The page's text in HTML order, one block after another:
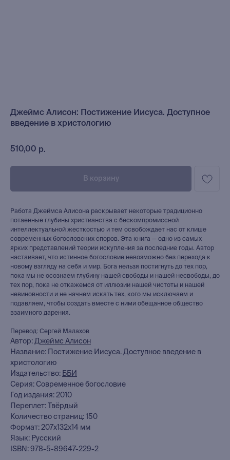
Джеймс Алисон: Постижение Иисуса. Доступное
введение в христологию
510,00 р.
В корзину
Работа Джеймса Алисона раскрывает некоторые традиционно
потаенные глубины христианства с бескомпромиссной
интеллектуальной жесткостью и тем освобождает нас от клише
современных богословских споров. Эта книга — одно из самых
ярких представлений теории искупления за последние годы. Автор
настаивает, что истинное богословие невозможно без перехода к
новому взгляду на себя и мир. Бога нельзя постигнуть до тех пор,
пока мы не осознаем глубину нашей свободы и нашей несвободы, до
тех пор, пока не откажемся от иллюзии нашей чистоты и нашей
невиновности и не начнем искать тех, кого мы исключаем и
подавляем, чтобы создать вместе с ними обещанное общество
взаимного дарения.
Перевод: Сергей Малахов
Автор: Джеймс Алисон
Название: Постижение Иисуса. Доступное введение в
христологию
Издательство: ББИ
Серия: Современное богословие
Год издания: 2010
Переплет: Твёрдый
Количество страниц: 150
Формат: 207x132x14 мм
Язык: Русский
ISBN: 978-5-89647-229-2
книжный интернет-магазин
из Петербурга
Каталог